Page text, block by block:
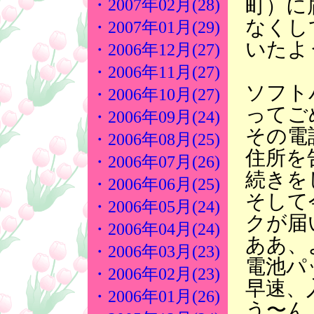
・2007年02月(28)
・2007年01月(29)
・2006年12月(27)
・2006年11月(27)
・2006年10月(27)
・2006年09月(24)
・2006年08月(25)
・2006年07月(26)
・2006年06月(25)
・2006年05月(24)
・2006年04月(24)
・2006年03月(23)
・2006年02月(23)
・2006年01月(26)
町）
なくし
いた
ソフ
って
その電
住所を
続きを
そし
クが
ああ、
電池
早速、